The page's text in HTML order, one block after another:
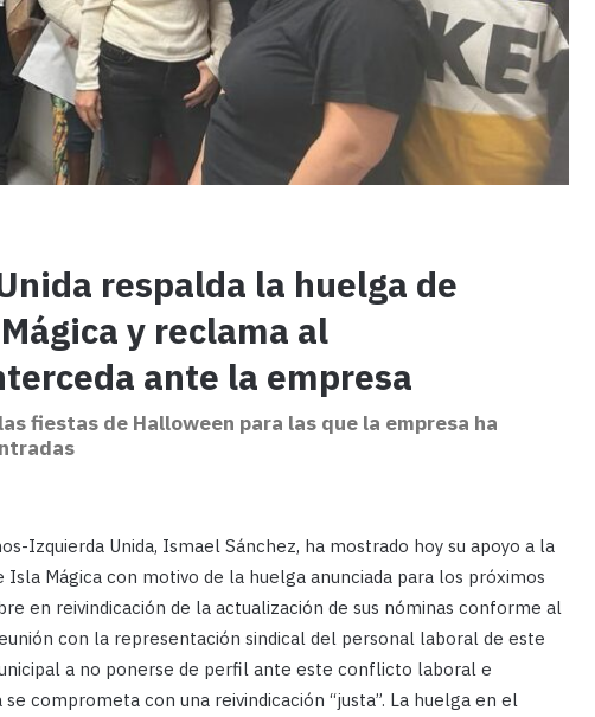
respalda la huelga de
y reclama al
ante la empresa
fiestas de Halloween para las que la empresa ha
Izquierda Unida, Ismael Sánchez, ha mostrado hoy su apoyo a la
Mágica con motivo de la huelga anunciada para los próximos
en reivindicación de la actualización de sus nóminas conforme al
con la representación sindical del personal laboral de este
a no ponerse de perfil ante este conflicto laboral e
comprometa con una reivindicación “justa”. La huelga en el